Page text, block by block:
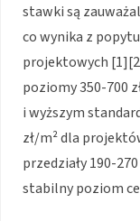
stawki są
co wynika z
projektowych
poziomy 350-700
i wyższym
zł/m² dla
przedziały 190-
stabilny poziom